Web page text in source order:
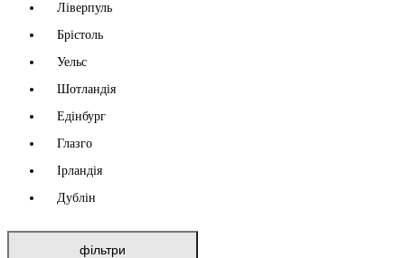
Ліверпуль
Брістоль
Уельс
Шотландія
Едінбург
Глазго
Ірландія
Дублін
фільтри